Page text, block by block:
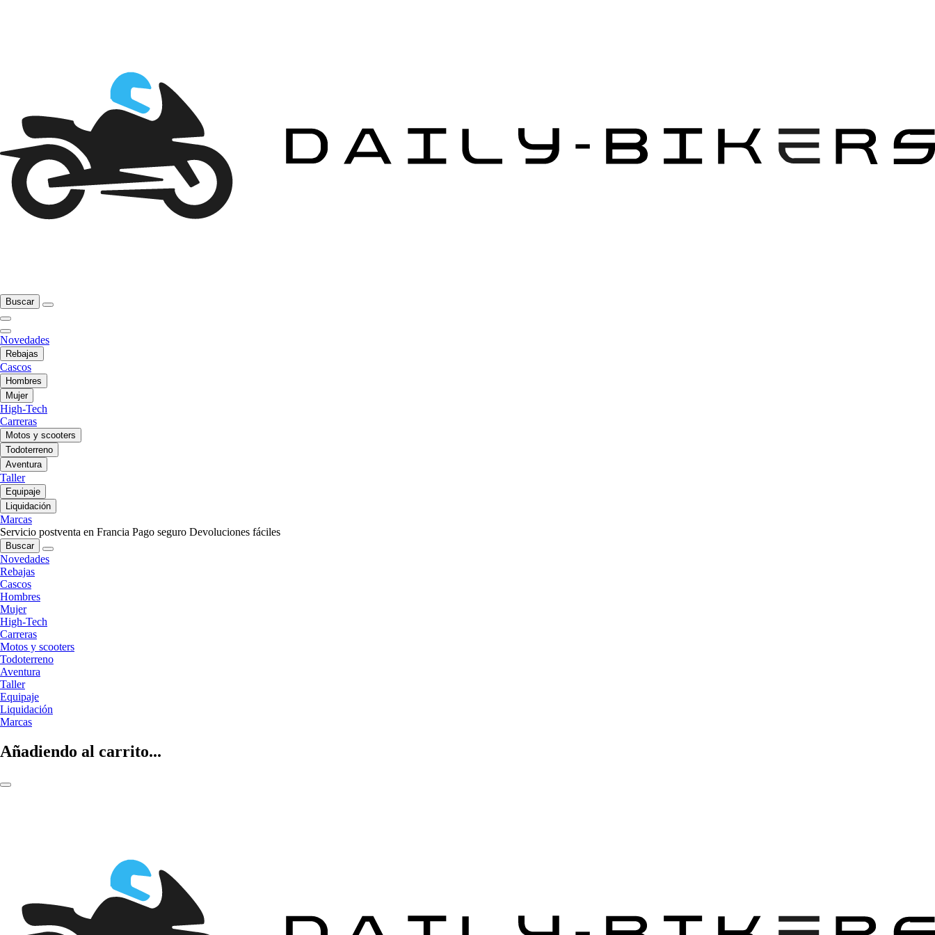
Buscar
Novedades
Rebajas
Cascos
Hombres
Mujer
High-Tech
Carreras
Motos y scooters
Todoterreno
Aventura
Taller
Equipaje
Liquidación
Marcas
Servicio postventa en Francia Pago seguro Devoluciones fáciles
Buscar
Novedades
Rebajas
Cascos
Hombres
Mujer
High-Tech
Carreras
Motos y scooters
Todoterreno
Aventura
Taller
Equipaje
Liquidación
Marcas
Añadiendo al carrito...